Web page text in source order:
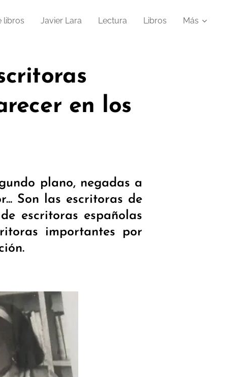
libros Javier Lara Lectura Libros Más
en los
plano, negadas a
Son las escritoras de
escritoras españolas
importantes por